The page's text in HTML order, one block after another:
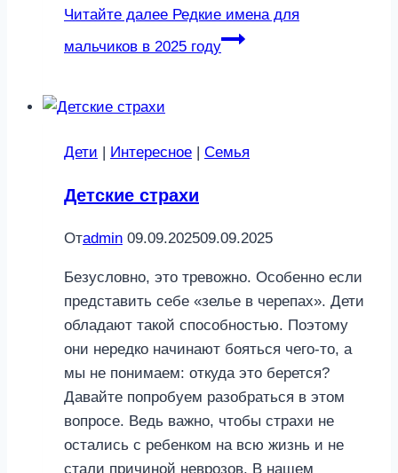
Читайте далее Редкие имена для
мальчиков в 2025 году
Дети Интересное Семья
Детские страхи
Отadmin 09.09.202509.09.2025
Безусловно, это тревожно. Особенно если
представить себе «зелье в черепах». Дети
обладают такой способностью. Поэтому
они нередко начинают бояться чего-то, а
мы не понимаем: откуда это берется?
Давайте попробуем разобраться в этом
вопросе. Ведь важно, чтобы страхи не
остались с ребенком на всю жизнь и не
стали причиной неврозов. В нашем